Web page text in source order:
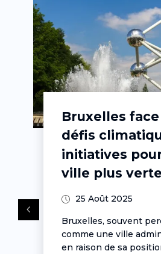
Bruxelles face
défis
initiatives pour
ville plus verte
25 Août 2025
Bruxelles, souvent
comme une ville
en raison de sa position